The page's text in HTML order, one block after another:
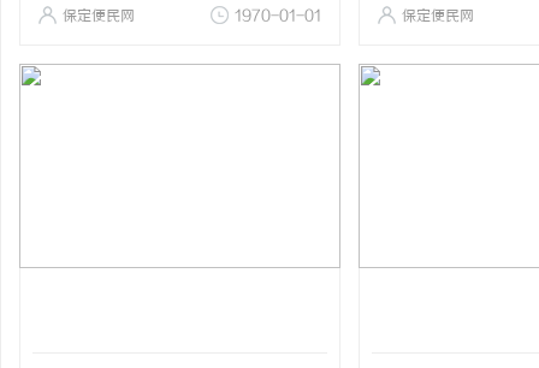
保定便民网 1970-01-01 保定便民网